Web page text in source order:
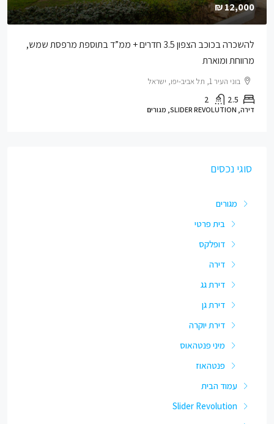
12,000 ₪
להשכרה בכוכב הצפון 3.5 חדרים + ממ”ד בתוספת מרפסת שמש,
מרווחת ומוארת
בוני העיר 1, תל אביב-יפו, ישראל
2.5
2
דירה, SLIDER REVOLUTION, מגורים
סוגי נכסים
מגורים
בית פרטי
דופלקס
דירה
דירת גג
דירת גן
דירת יוקרה
מיני פנטהאוס
פנטהאוז
עמוד הבית
Slider Revolution